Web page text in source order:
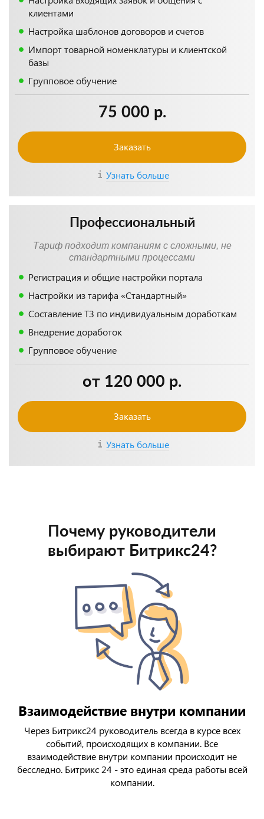
клиентами
Настройка шаблонов договоров и счетов
Импорт товарной номенклатуры и клиентской
базы
Групповое обучение
75 000 р.
Заказать
Узнать больше
Профессиональный
Тариф подходит компаниям с сложными, не
стандартными процессами
Регистрация и общие настройки портала
Настройки из тарифа «Стандартный»
Составление ТЗ по индивидуальным доработкам
Внедрение доработок
Групповое обучение
от 120 000 р.
Заказать
Узнать больше
Почему руководители
выбирают Битрикс24?
Взаимодействие внутри компании
Через Битрикс24 руководитель всегда в курсе всех
событий, происходящих в компании. Все
взаимодействие внутри компании происходит не
бесследно. Битрикс 24 - это единая среда работы всей
компании.